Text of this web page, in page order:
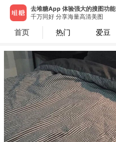
去堆糖App 体验强大的搜图功能
千万同好 分享海量高清美图
首页 热门 爱豆